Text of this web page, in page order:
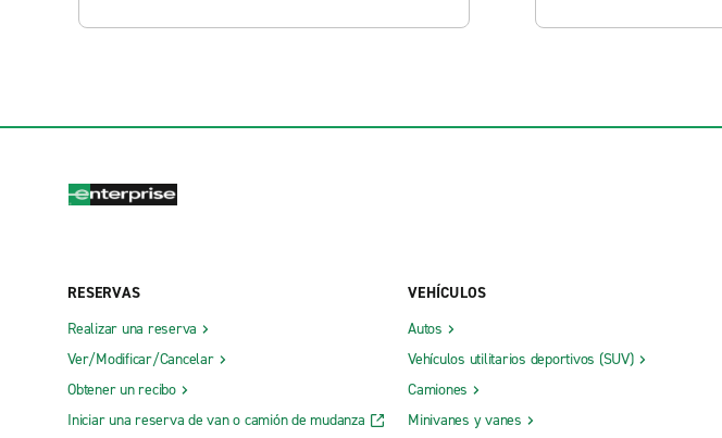
RESERVAS
Realizar una reserva
Ver/Modificar/Cancelar
Obtener un recibo
Iniciar una reserva de van o camión de mudanza
VEHÍCULOS
Autos
Vehículos utilitarios deportivos (SUV)
Camiones
Minivanes y vanes